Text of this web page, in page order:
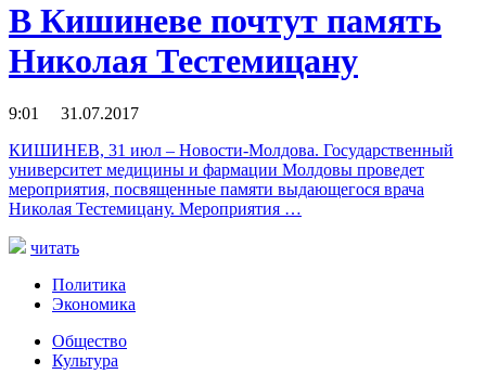
В Кишиневе почтут память
Николая Тестемицану
9:01 31.07.2017
КИШИНЕВ, 31 июл – Новости-Молдова. Государственный
университет медицины и фармации Молдовы проведет
мероприятия, посвященные памяти выдающегося врача
Николая Тестемицану. Мероприятия …
читать
Политика
Экономика
Общество
Культура